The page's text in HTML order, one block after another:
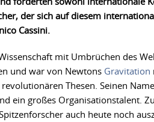
der sich auf diesem
Cassini.
mit Umbrüchen des
und war von Newtons Gravitation
Thesen. Seinen
ein großes Organisationstalent.
auch heute noch